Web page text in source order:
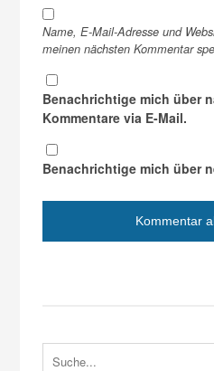
Name, E-Mail-Adresse und
meinen nächsten Kommentar
Benachrichtige mich über
Kommentare via E-Mail.
Benachrichtige mich über